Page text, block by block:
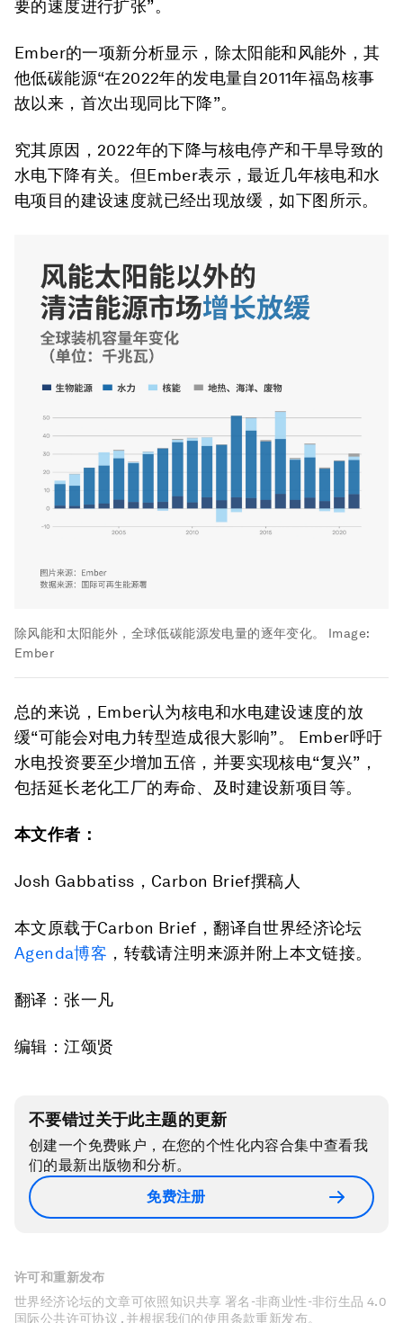
要的速度进行扩张”。
Ember的一项新分析显示，除太阳能和风能外，其
他低碳能源“在2022年的发电量自2011年福岛核事
故以来，首次出现同比下降”。
究其原因，2022年的下降与核电停产和干旱导致的
水电下降有关。但Ember表示，最近几年核电和水
电项目的建设速度就已经出现放缓，如下图所示。
除风能和太阳能外，全球低碳能源发电量的逐年变化。
Image:
Ember
总的来说，Ember认为核电和水电建设速度的放
缓“可能会对电力转型造成很大影响”。 Ember呼吁
水电投资要至少增加五倍，并要实现核电“复兴”，
包括延长老化工厂的寿命、及时建设新项目等。
本文作者：
Josh Gabbatiss，Carbon Brief撰稿人
本文原载于Carbon Brief，翻译自世界经济论坛
Agenda博客 ，转载请注明来源并附上本文链接。
翻译：张一凡
编辑：江颂贤
不要错过关于此主题的更新
创建一个免费账户，在您的个性化内容合集中查看我
们的最新出版物和分析。
免费注册
许可和重新发布
世界经济论坛的文章可依照知识共享 署名-非商业性-非衍生品 4.0
国际公共许可协议 , 并根据我们的使用条款重新发布。